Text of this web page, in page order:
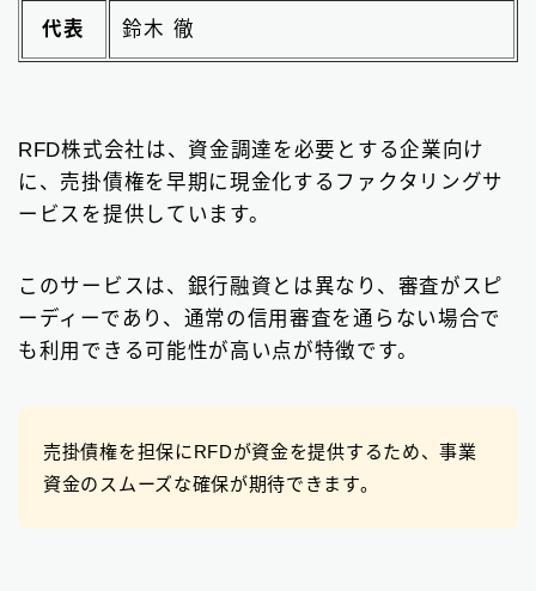
代表 鈴木 徹
RFD株式会社は、資金調達を必要とする企業向け
に、売掛債権を早期に現金化するファクタリングサ
ービスを提供しています。
このサービスは、銀行融資とは異なり、審査がスピ
ーディーであり、通常の信用審査を通らない場合で
も利用できる可能性が高い点が特徴です。
売掛債権を担保にRFDが資金を提供するため、事業
資金のスムーズな確保が期待できます。